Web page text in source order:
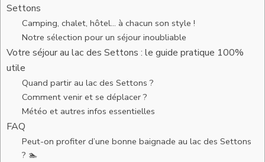
Settons
Camping, chalet, hôtel… à chacun son style !
Notre sélection pour un séjour inoubliable
Votre séjour au lac des Settons : le guide pratique 100%
utile
Quand partir au lac des Settons ?
Comment venir et se déplacer ?
Météo et autres infos essentielles
FAQ
Peut-on profiter d’une bonne baignade au lac des Settons
? 🏊